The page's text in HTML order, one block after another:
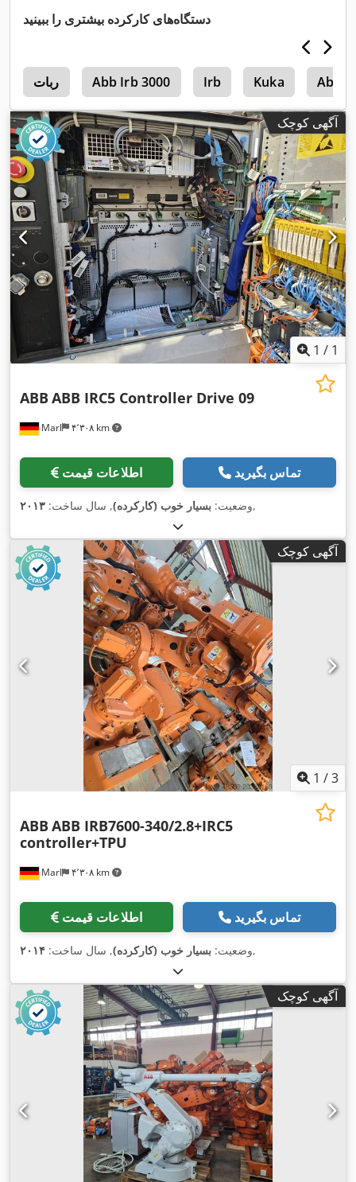
دستگاه‌های کارکرده بیشتری را ببینید
ربات Abb Irb 3000 Irb Kuka Abb
آگهی کوچک
1 / 1
Marl ۴٬۳۰۸ km
ABB ABB IRC5 Controller Drive 09
اطلاعات قیمت تماس بگیرید
وضعیت: بسیار خوب (کارکرده), سال ساخت: ۲۰۱۳ ,
آگهی کوچک
1 /3
Marl ۴٬۳۰۸ km
ABB ABB IRB7600-340/2.8+IRC5
controller+TPU
اطلاعات قیمت تماس بگیرید
وضعیت: بسیار خوب (کارکرده), سال ساخت: ۲۰۱۴ ,
آگهی کوچک